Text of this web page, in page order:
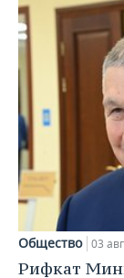
Общество 03
Рифкат